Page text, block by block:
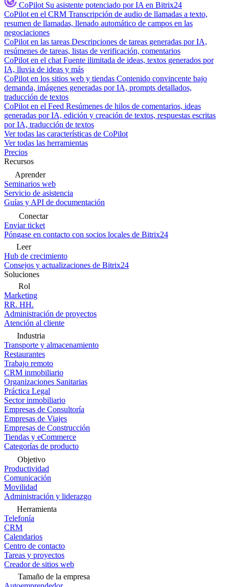
CoPilot Su asistente potenciado por IA en Bitrix24
CoPilot en el CRM Transcripción de audio de llamadas a texto,
resumen de llamadas, llenado automático de campos en las
negociaciones
CoPilot en las tareas Descripciones de tareas generadas por IA,
resúmenes de tareas, listas de verificación, comentarios
CoPilot en el chat Fuente ilimitada de ideas, textos generados por
IA, lluvia de ideas y más
CoPilot en los sitios web y tiendas Contenido convincente bajo
demanda, imágenes generadas por IA, prompts detallados,
traducción de textos
CoPilot en el Feed Resúmenes de hilos de comentarios, ideas
generadas por IA, edición y creación de textos, respuestas escritas
por IA, traducción de textos
Ver todas las características de CoPilot
Ver todas las herramientas
Precios
Recursos
Aprender
Seminarios web
Servicio de asistencia
Guías y API de documentación
Conectar
Enviar ticket
Póngase en contacto con socios locales de Bitrix24
Leer
Hub de crecimiento
Consejos y actualizaciones de Bitrix24
Soluciones
Rol
Marketing
RR. HH.
Administración de proyectos
Atención al cliente
Industria
Transporte y almacenamiento
Restaurantes
Trabajo remoto
CRM inmobiliario
Organizaciones Sanitarias
Práctica Legal
Sector inmobiliario
Empresas de Consultoría
Empresas de Viajes
Empresas de Construcción
Tiendas y eCommerce
Categorías de producto
Objetivo
Productividad
Comunicación
Movilidad
Administración y liderazgo
Herramienta
Telefonía
CRM
Calendarios
Centro de contacto
Tareas y proyectos
Creador de sitios web
Tamaño de la empresa